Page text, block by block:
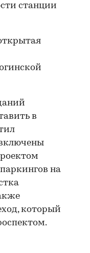
станции
в
на
который